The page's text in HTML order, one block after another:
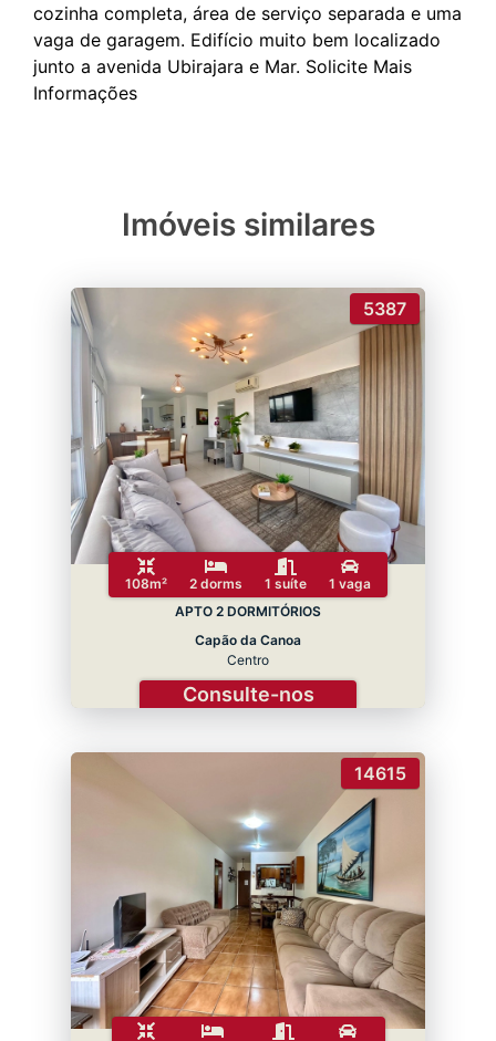
cozinha completa, área de serviço separada e uma
vaga de garagem. Edifício muito bem localizado
junto a avenida Ubirajara e Mar. Solicite Mais
Imóveis similares
5387
108m² 2 dorms 1 suíte
1 vaga
APTO 2 DORMITÓRIOS
Capão da Canoa
Centro
Consulte-nos
14615